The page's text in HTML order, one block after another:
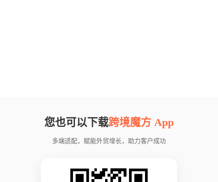
您也可以下载跨境魔方 App
多端适配，赋能外贸增长，助力客户成功